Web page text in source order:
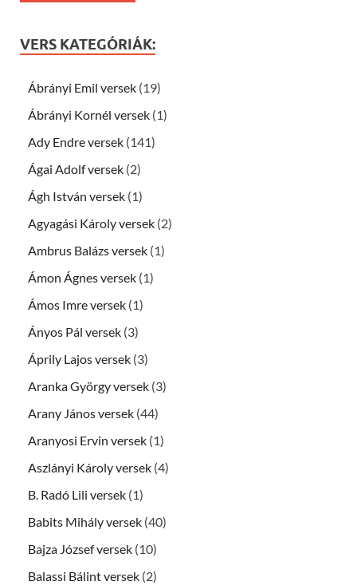
VERS KATEGÓRIÁK:
Ábrányi Emil versek (19)
Ábrányi Kornél versek (1)
Ady Endre versek (141)
Ágai Adolf versek (2)
Ágh István versek (1)
Agyagási Károly versek (2)
Ambrus Balázs versek (1)
Ámon Ágnes versek (1)
Ámos Imre versek (1)
Ányos Pál versek (3)
Áprily Lajos versek (3)
Aranka György versek (3)
Arany János versek (44)
Aranyosi Ervin versek (1)
Aszlányi Károly versek (4)
B. Radó Lili versek (1)
Babits Mihály versek (40)
Bajza József versek (10)
Balassi Bálint versek (2)